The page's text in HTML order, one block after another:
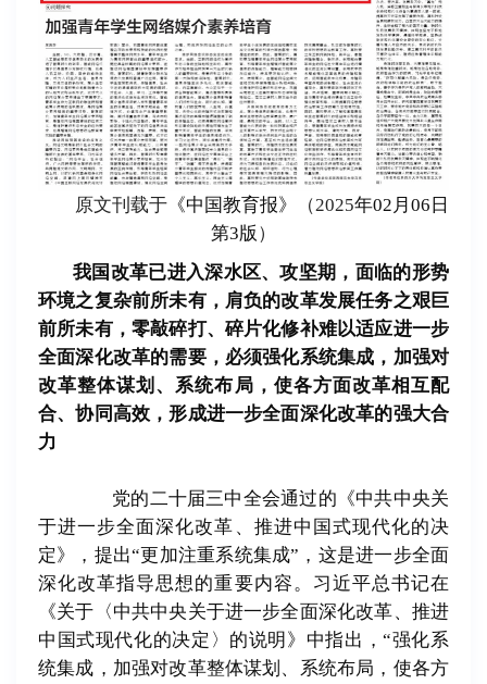
原文刊载于《中国教育报》 （2025年02 月 06 日
第3版 ）
我国改革已进入深水区、攻坚期，面临的形势
环境之复杂前所未有，肩负的改革发展任务之艰巨
前所未有，零敲碎打、碎片化修补难以适应进一步
全面深化改革的需要，必须强化系统集成，加强对
改革整体谋划、系统布局，使各方面改革相互配
合、协同高效，形成进一步全面深化改革的强大合
力
党的二十届三中全会通过的《中共中央关
于进一步全面深化改革、推进中国式现代化的决
定》，提出“更加注重系统集成” ，这是进一步全面
深化改革指导思想的重要内容。习近平总书记在
《关于〈中共中央关于进一步全面深化改革、推进
中国式现代化的决定〉的说明》中指出，“强化系
统集成，加强对改革整体谋划、系统布局，使各方